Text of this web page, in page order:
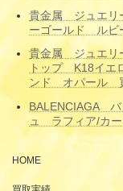
貴金属 ジュエ
ーゴールド ル
貴金属 ジュエ
トップ K18イエ
ンド オパール
BALENCIAGA
ュ ラフィア/カ
HOME